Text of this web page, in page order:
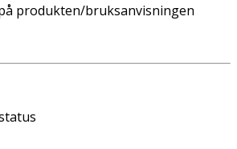
produkten/bruksanvisningen